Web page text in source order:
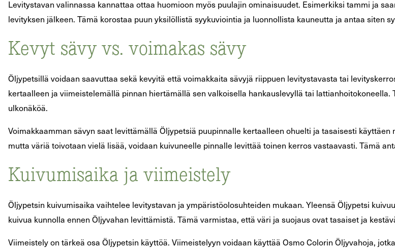
Levitystavan valinnassa kannattaa ottaa huomioon myös puulajin ominaisuudet. Esimerkiksi tammi ja
levityksen jälkeen. Tämä korostaa puun yksilöllistä syykuviointia ja luonnollista kauneutta ja antaa siten
Kevyt sävy vs. voimakas sävy
Öljypetsillä voidaan saavuttaa sekä kevyitä että voimakkaita sävyjä riippuen levitystavasta tai
kertaalleen ja viimeistelemällä pinnan hiertämällä sen valkoisella hankauslevyllä tai
ulkonäköä.
Voimakkaamman sävyn saat levittämällä Öljypetsiä puupinnalle kertaalleen ohuelti ja tasaisesti
mutta väriä toivotaan vielä lisää, voidaan kuivuneelle pinnalle levittää toinen kerros vastaavasti. Tämä
Kuivumisaika ja viimeistely
Öljypetsin kuivumisaika vaihtelee levitystavan ja ympäristöolosuhteiden mukaan. Yleensä Öljypetsi
kuivua kunnolla ennen Öljyvahan levittämistä. Tämä varmistaa, että väri ja suojaus ovat tasaiset ja
Viimeistely on tärkeä osa Öljypetsin käyttöä. Viimeistelyyn voidaan käyttää Osmo Colorin Öljyvahoja,